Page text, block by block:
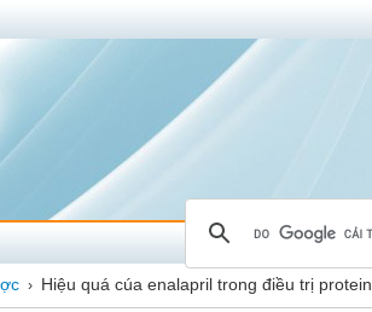
› Hiệu quá cúa enalapril trong điều trị